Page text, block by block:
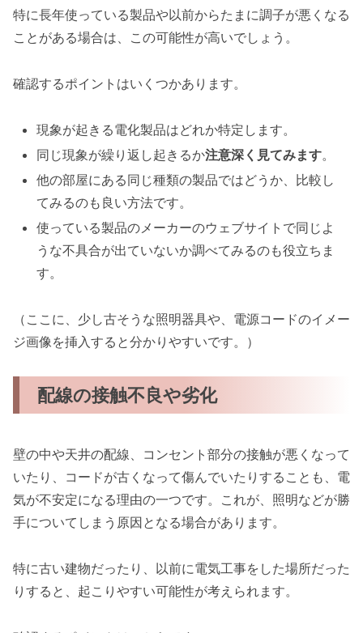
特に長年使っている製品や以前からたまに調子が悪くなる
ことがある場合は、この可能性が高いでしょう。
確認するポイントはいくつかあります。
現象が起きる電化製品はどれか特定します。
同じ現象が繰り返し起きるか注意深く見てみます。
他の部屋にある同じ種類の製品ではどうか、比較し
てみるのも良い方法です。
使っている製品のメーカーのウェブサイトで同じよ
うな不具合が出ていないか調べてみるのも役立ちま
す。
（ここに、少し古そうな照明器具や、電源コードのイメー
ジ画像を挿入すると分かりやすいです。）
配線の接触不良や劣化
壁の中や天井の配線、コンセント部分の接触が悪くなって
いたり、コードが古くなって傷んでいたりすることも、電
気が不安定になる理由の一つです。これが、照明などが勝
手についてしまう原因となる場合があります。
特に古い建物だったり、以前に電気工事をした場所だった
りすると、起こりやすい可能性が考えられます。